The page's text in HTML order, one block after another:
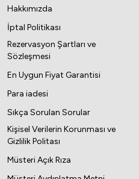
Hakkımızda
İptal Politikası
Rezervasyon Şartları ve
Sözleşmesi
En Uygun Fiyat Garantisi
Para iadesi
Sıkça Sorulan Sorular
Kişisel Verilerin Korunması ve
Gizlilik Politası
Müsteri Açık Rıza